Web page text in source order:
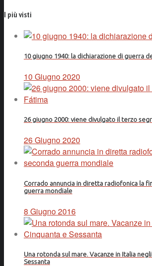
I più visti
10 giugno 1940: la dichiarazione di guerra
10 Giugno 2020
26 giugno 2000: viene divulgato il terzo
26 Giugno 2020
Corrado annuncia in diretta radiofonica la
guerra mondiale
8 Giugno 2016
Una rotonda sul mare. Vacanze in Italia
Sessanta